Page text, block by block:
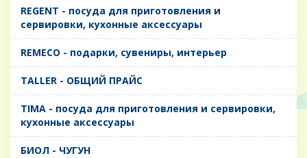
REGENT - посуда для приготовления и
сервировки, кухонные аксессуары
REMECO - подарки, сувениры, интерьер
TALLER - ОБЩИЙ ПРАЙС
TIMA - посуда для приготовления и сервировки,
кухонные аксессуары
БИОЛ - ЧУГУН